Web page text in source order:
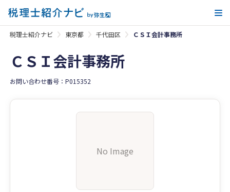
税理士紹介ナビ 東京都 千代田区 ＣＳＩ会計事務所
ＣＳＩ会計事務所
お問い合わせ番号：P015352
No Image